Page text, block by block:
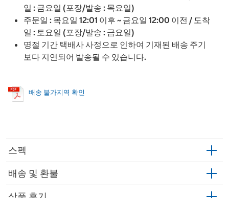
일 : 금요일 (포장/발송 : 목요일)
주문일 : 목요일 12:01 이후 ~ 금요일 12:00 이전 / 도착
일 : 토요일 (포장/발송 : 금요일)
명절 기간 택배사 사정으로 인하여 기재된 배송 주기
보다 지연되어 발송될 수 있습니다.
배송 불가지역 확인
스펙
배송 및 환불